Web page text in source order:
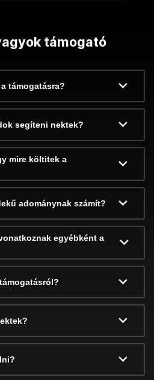
támogató
támogatásra?
segíteni nektek?
mire költitek a
adománynak számít?
egyébként a